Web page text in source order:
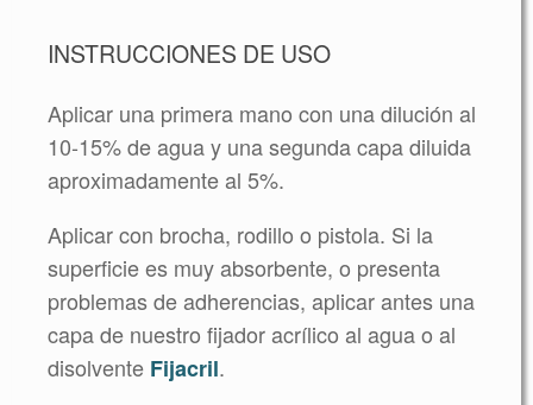
INSTRUCCIONES DE USO
Aplicar una primera mano con una dilución al
10-15% de agua y una segunda capa diluida
aproximadamente al 5%.
Aplicar con brocha, rodillo o pistola. Si la
superficie es muy absorbente, o presenta
problemas de adherencias, aplicar antes una
capa de nuestro fijador acrílico al agua o al
disolvente Fijacril.